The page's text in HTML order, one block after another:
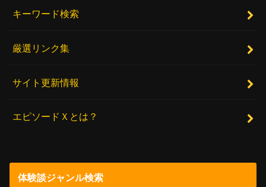
キーワード検索
厳選リンク集
サイト更新情報
エピソードＸとは？
体験談ジャンル検索